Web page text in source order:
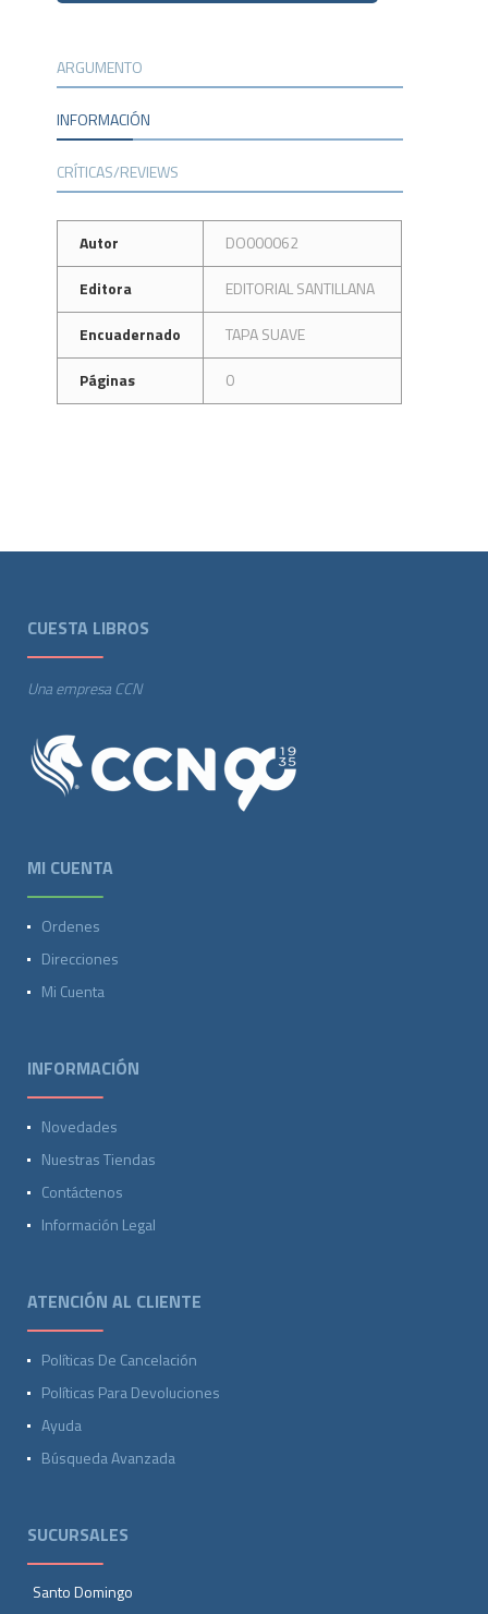
ARGUMENTO
INFORMACIÓN
CRÍTICAS/REVIEWS
Autor
DO000062
Editora
EDITORIAL SANTILLANA
Encuadernado
TAPA SUAVE
Páginas
0
CUESTA LIBROS
Una empresa CCN
MI CUENTA
Ordenes
Direcciones
Mi Cuenta
INFORMACIÓN
Novedades
Nuestras Tiendas
Contáctenos
Información Legal
ATENCIÓN AL CLIENTE
Políticas De Cancelación
Políticas Para Devoluciones
Ayuda
Búsqueda Avanzada
SUCURSALES
Santo Domingo